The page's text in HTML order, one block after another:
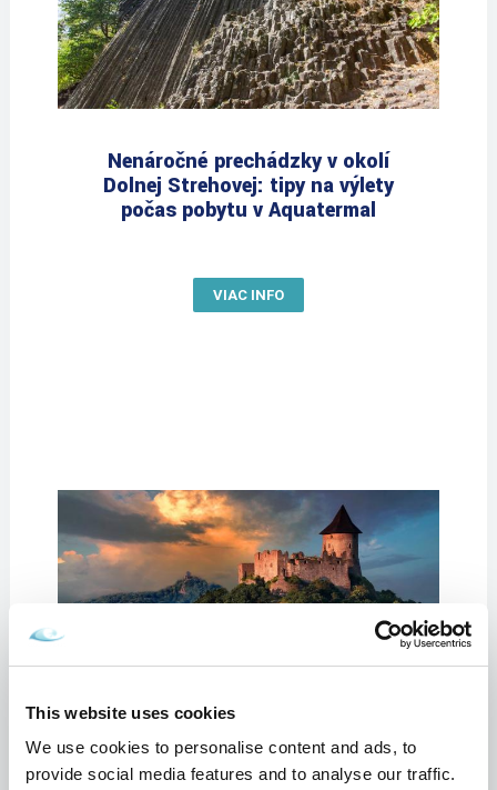
This website uses cookies
We use cookies to personalise content and ads, to
provide social media features and to analyse our traffic.
Nenáročné prechádzky v okolí
Dolnej Strehovej: tipy na výlety
počas pobytu v Aquatermal
VIAC INFO
Objavte Novohrad: čo všetko
môžete zažiť v okolí Dolnej